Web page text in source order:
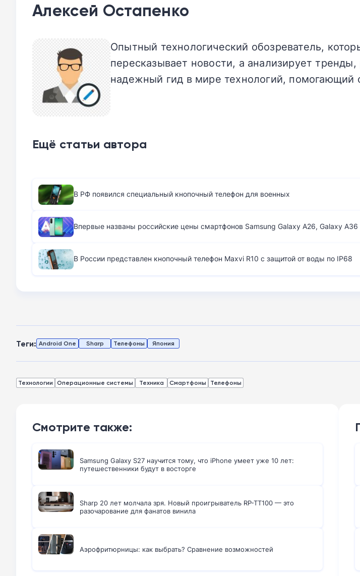
Алексей Остапенко
Опытный технологический обозреватель,
пересказывает новости, а анализирует
надежный гид в мире технологий, помогающий
Ещё статьи автора
В РФ появился специальный кнопочный телефон для военных
Впервые названы российские цены смартфонов Samsung Galaxy A26, Galaxy A36
В России представлен кнопочный телефон Maxvi R10 с защитой от воды по IP68
Теги: Android One Sharp Телефоны Япония
Технологии Операционные системы Техника Смартфоны Телефоны
Смотрите также:
Samsung Galaxy S27 научится тому, что iPhone умеет уже 10 лет:
путешественники будут в восторге
Sharp 20 лет молчала зря. Новый проигрыватель RP-TT100 — это
разочарование для фанатов винила
Аэрофритюрницы: как выбрать? Сравнение возможностей